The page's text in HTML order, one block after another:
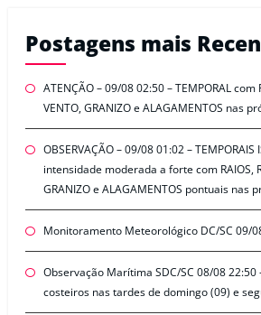
Postagens mais
ATENÇÃO – 09/08 02:50 – TEMPORAL com
VENTO, GRANIZO e ALAGAMENTOS nas
OBSERVAÇÃO – 09/08 01:02 – TEMPORAIS
intensidade moderada a forte com RAIOS,
GRANIZO e ALAGAMENTOS pontuais nas
Monitoramento Meteorológico DC/SC 09/
Observação Marítima SDC/SC 08/08 22:50
costeiros nas tardes de domingo (09) e